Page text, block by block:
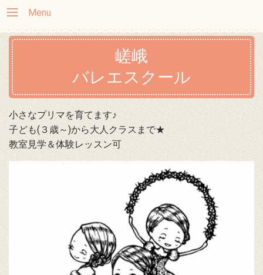
Menu
嵯峨
バレエスクール
小さなプリマを育てます♪
子ども(３歳～)から大人クラスまで★
教室見学＆体験レッスン可